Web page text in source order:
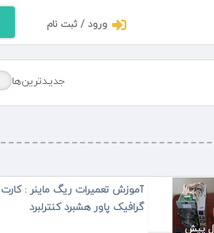
ورود / ثبت نام
جدیـدترین‌ها
آموزش تعمیرات ریگ ماینر : کارت
گرافیک پاور هشبرد کنترلبرد